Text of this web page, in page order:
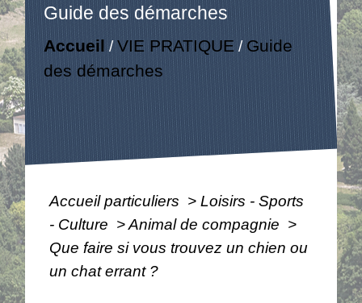
Guide des démarches
Accueil /VIE PRATIQUE / Guide
des démarches
Accueil particuliers > Loisirs - Sports
- Culture >Animal de compagnie >
Que faire si vous trouvez un chien ou
un chat errant ?